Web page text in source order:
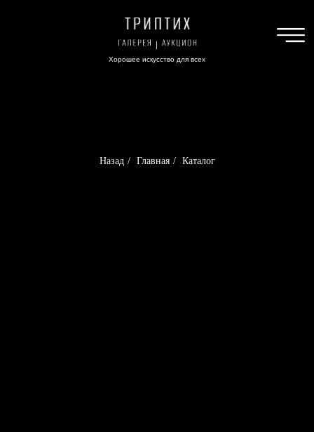
Хорошее искусство для всех
Назад / Главная / Каталог